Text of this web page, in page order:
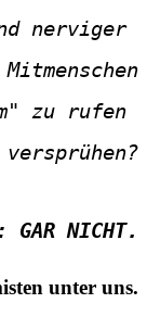
nerviger
zu rufen
NICHT.
unter uns.